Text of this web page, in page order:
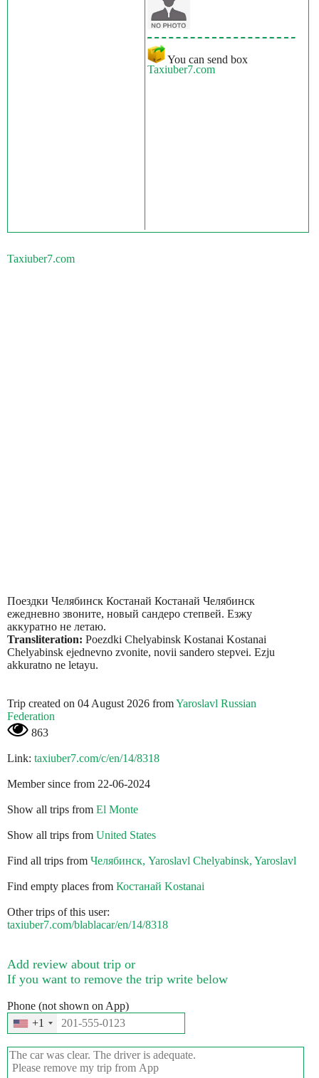
You can send box
Taxiuber7.com
Taxiuber7.com
Поездки Челябинск Костанай Костанай Челябинск
ежедневно звоните, новый сандеро степвей. Езжу
аккуратно не летаю.
Transliteration: Poezdki Chelyabinsk Kostanai Kostanai
Chelyabinsk ejednevno zvonite, novii sandero stepvei. Ezju
akkuratno ne letayu.
Trip created on 04 August 2026 fromYaroslavl Russian
Federation
863
Link: taxiuber7.com/c/en/14/8318
Member since from 22-06-2024
Show all trips from El Monte
Show all trips from United States
Find all trips from Челябинск, Yaroslavl Chelyabinsk, Yaroslavl
Find empty places from Костанай Kostanai
Other trips of this user:
taxiuber7.com/blablacar/en/14/8318
Add review about trip or
If you want to remove the trip write below
Phone (not shown on App)
+1